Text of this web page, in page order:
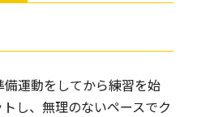
運動をしてから練習を始
し、無理のないペースでク